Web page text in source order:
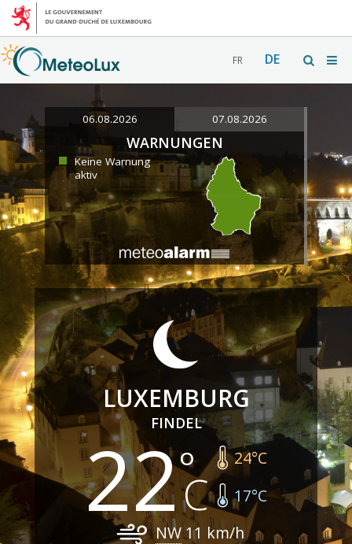
FR DE
06.08.2026 07.08.2026
WARNUNGEN
Keine Warnung
aktiv
LUXEMBURG
FINDEL
22 24°C
17°C
NW11 km/h